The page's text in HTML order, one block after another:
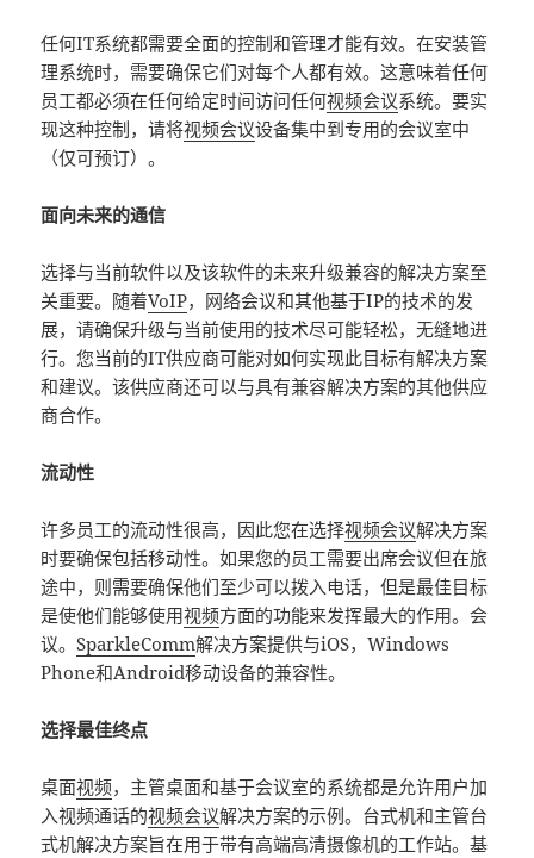
任何IT系统都需要全面的控制和管理才能有效。在安装管
理系统时，需要确保它们对每个人都有效。这意味着任何
员工都必须在任何给定时间访问任何视频会议系统。要实
现这种控制，请将视频会议设备集中到专用的会议室中
（仅可预订）。
面向未来的通信
选择与当前软件以及该软件的未来升级兼容的解决方案至
关重要。随着VoIP，网络会议和其他基于IP的技术的发
展，请确保升级与当前使用的技术尽可能轻松，无缝地进
行。您当前的IT供应商可能对如何实现此目标有解决方案
和建议。该供应商还可以与具有兼容解决方案的其他供应
商合作。
流动性
许多员工的流动性很高，因此您在选择视频会议解决方案
时要确保包括移动性。如果您的员工需要出席会议但在旅
途中，则需要确保他们至少可以拨入电话，但是最佳目标
是使他们能够使用视频方面的功能来发挥最大的作用。会
议。SparkleComm解决方案提供与iOS，Windows
Phone和Android移动设备的兼容性。
选择最佳终点
桌面视频，主管桌面和基于会议室的系统都是允许用户加
入视频通话的视频会议解决方案的示例。台式机和主管台
式机解决方案旨在用于带有高端高清摄像机的工作站。基